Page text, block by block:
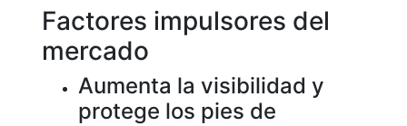
Factores impulsores del
mercado
Aumenta la visibilidad y
protege los pies de